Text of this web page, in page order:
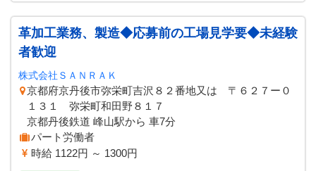
革加工業務、製造◆応募前の工場見学要◆未経験
者歓迎
株式会社ＳＡＮＲＡＫ
京都府京丹後市弥栄町吉沢８２番地又は 〒６２７ー０
１３１ 弥栄町和田野８１７
京都丹後鉄道 峰山駅から 車7分
パート労働者
時給 1122円 ～ 1300円